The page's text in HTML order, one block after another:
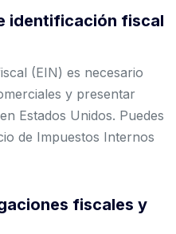
identificación fiscal
(EIN) es necesario
y presentar
Estados Unidos. Puedes
de Impuestos Internos
fiscales y